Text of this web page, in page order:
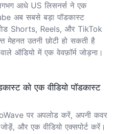
आधे US लिसनर्स ने एक
अब सबसे बड़ा पॉडकास्ट
Shorts, Reels, और TikTok
मेहनत उतनी छोटी हो सकती है
ऑडियो में एक वेवफ़ॉर्म जोड़ना।
को एक वीडियो पॉडकास्ट
पर अपलोड करें, अपनी कवर
और एक वीडियो एक्सपोर्ट करें।